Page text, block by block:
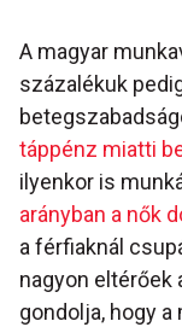
A magyar
százalékuk
táppénz miatti
ilyenkor is
arányban a nők
a férfiaknál
nagyon eltérőek
gondolja, hogy